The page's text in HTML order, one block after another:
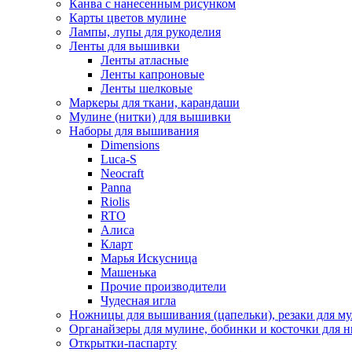
Канва с нанесенным рисунком
Карты цветов мулине
Лампы, лупы для рукоделия
Ленты для вышивки
Ленты атласные
Ленты капроновые
Ленты шелковые
Маркеры для ткани, карандаши
Мулине (нитки) для вышивки
Наборы для вышивания
Dimensions
Luca-S
Neocraft
Panna
Riolis
RTO
Алиса
Кларт
Марья Искусница
Машенька
Прочие производители
Чудесная игла
Ножницы для вышивания (цапельки), резаки для
Органайзеры для мулине, бобинки и косточки для
Открытки-паспарту